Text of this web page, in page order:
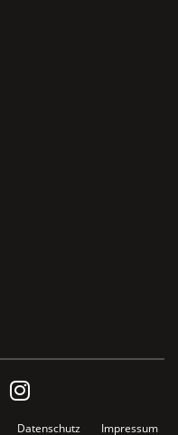
Datenschutz Impressum